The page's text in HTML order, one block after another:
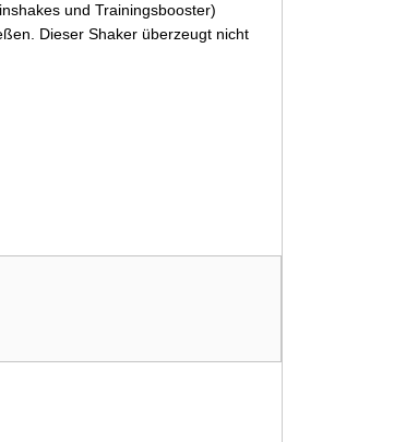
und Trainingsbooster)
Dieser Shaker überzeugt nicht